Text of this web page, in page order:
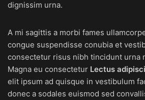
dignissim urna.
A mi sagittis a morbi fames
congue suspendisse conubia et
consectetur risus nibh tincidunt urna
Magna eu consectetur Lectus
elit ipsum ad quisque in vestibulum
donec a sodales euismod sed